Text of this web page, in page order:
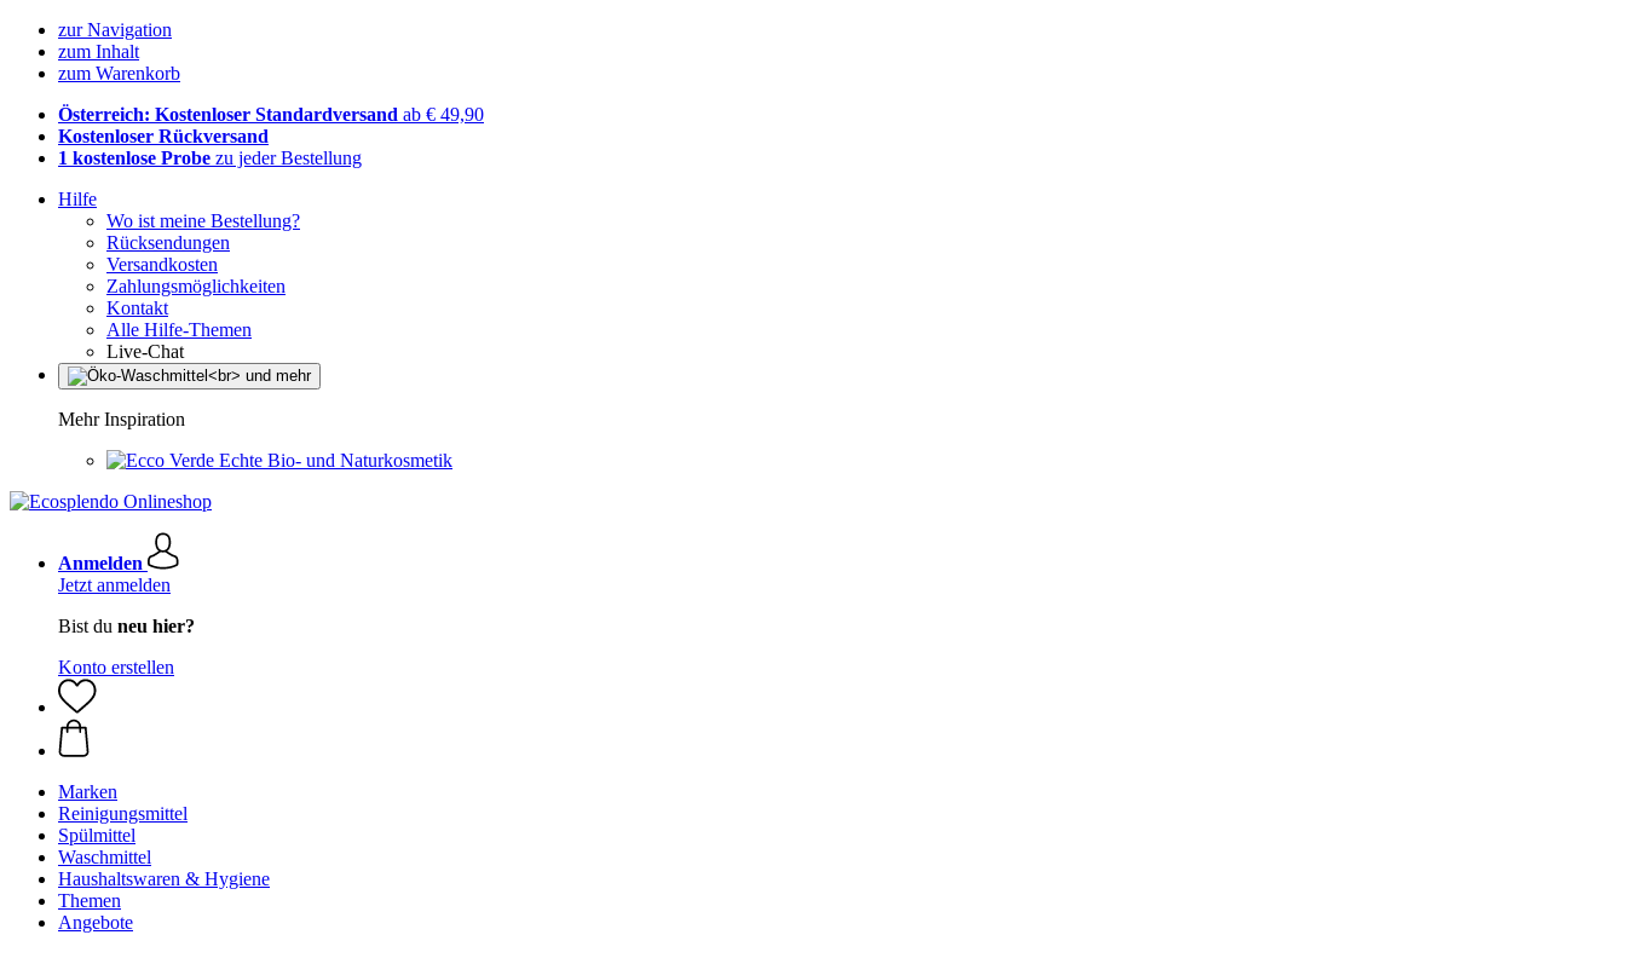
zur Navigation
zum Inhalt
zum Warenkorb
Österreich: Kostenloser Standardversand ab € 49,90
Kostenloser Rückversand
1 kostenlose Probe zu jeder Bestellung
Hilfe
Wo ist meine Bestellung?
Rücksendungen
Versandkosten
Zahlungsmöglichkeiten
Kontakt
Alle Hilfe-Themen
Live-Chat
Mehr Inspiration
Echte Bio- und Naturkosmetik
Anmelden
Jetzt anmelden
Bist du neu hier?
Konto erstellen
Marken
Reinigungsmittel
Spülmittel
Waschmittel
Haushaltswaren & Hygiene
Themen
Angebote